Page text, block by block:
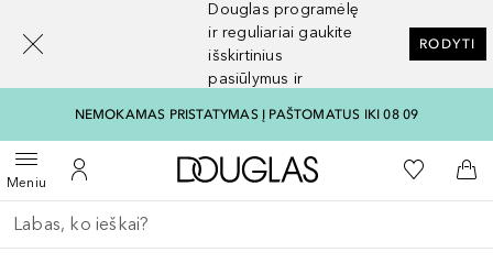
Douglas programėlę
ir reguliariai gaukite
išskirtinius
pasiūlymus ir
RODYTI
NEMOKAMAS PRISTATYMAS Į PAŠTOMATUS IKI 08 09
MeniuAtidaryti meniuĮ mano paskyrą
Į Douglas pagrindinį
Į mano
Į
Grįžk atgal
Vykdykite paiešką
[navigation.slideout.screenreader]